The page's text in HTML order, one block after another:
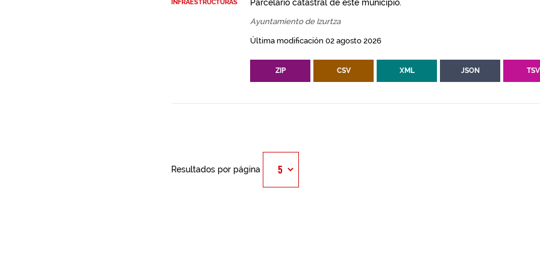
INFRAESTRUCTURAS
Parcelario catastral de este municipio.
Ayuntamiento de Izurtza
Última modificación 02 agosto 2026
ZIP CSV XML JSON TSV
Resultados por página